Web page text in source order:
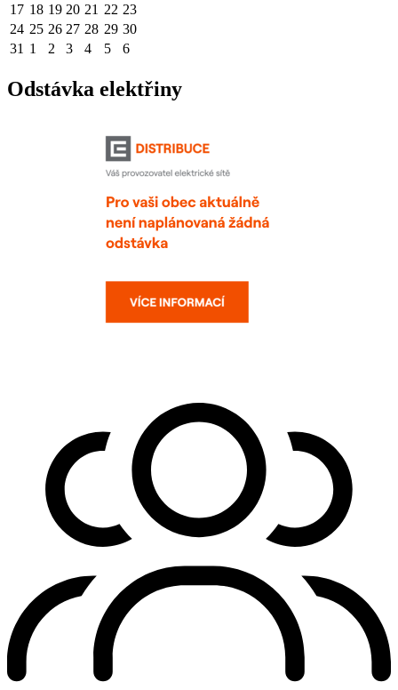
17 18 19 20 21 22 23
24 25 26 27 28 29 30
31 1 2 3 4 5 6
Odstávka elektřiny